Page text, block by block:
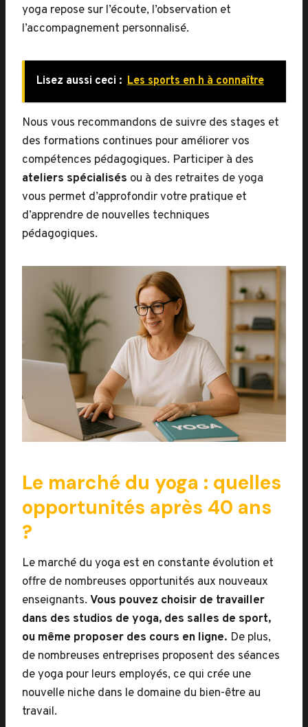
yoga repose sur l’écoute, l’observation et
l’accompagnement personnalisé.
Lisez aussi ceci : Les sports en h à connaître
Nous vous recommandons de suivre des stages et
des formations continues pour améliorer vos
compétences pédagogiques. Participer à des
ateliers spécialisés ou à des retraites de yoga
vous permet d’approfondir votre pratique et
d’apprendre de nouvelles techniques
pédagogiques.
Le marché du yoga : quelles
opportunités après 40 ans
?
Le marché du yoga est en constante évolution et
offre de nombreuses opportunités aux nouveaux
enseignants. Vous pouvez choisir de travailler
dans des studios de yoga, des salles de sport,
ou même proposer des cours en ligne. De plus,
de nombreuses entreprises proposent des séances
de yoga pour leurs employés, ce qui crée une
nouvelle niche dans le domaine du bien-être au
travail.